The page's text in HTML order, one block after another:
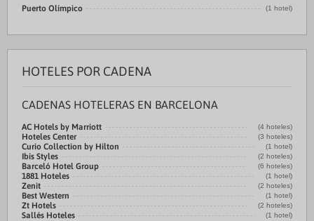
Puerto Olímpico (1 hotel)
HOTELES POR CADENA
CADENAS HOTELERAS EN BARCELONA
AC Hotels by Marriott (4 hoteles)
Hoteles Center (3 hoteles)
Curio Collection by Hilton (1 hotel)
Ibis Styles (2 hoteles)
Barceló Hotel Group (6 hoteles)
1881 Hoteles (1 hotel)
Zenit (2 hoteles)
Best Western (1 hotel)
Zt Hotels (2 hoteles)
Sallés Hoteles (1 hotel)